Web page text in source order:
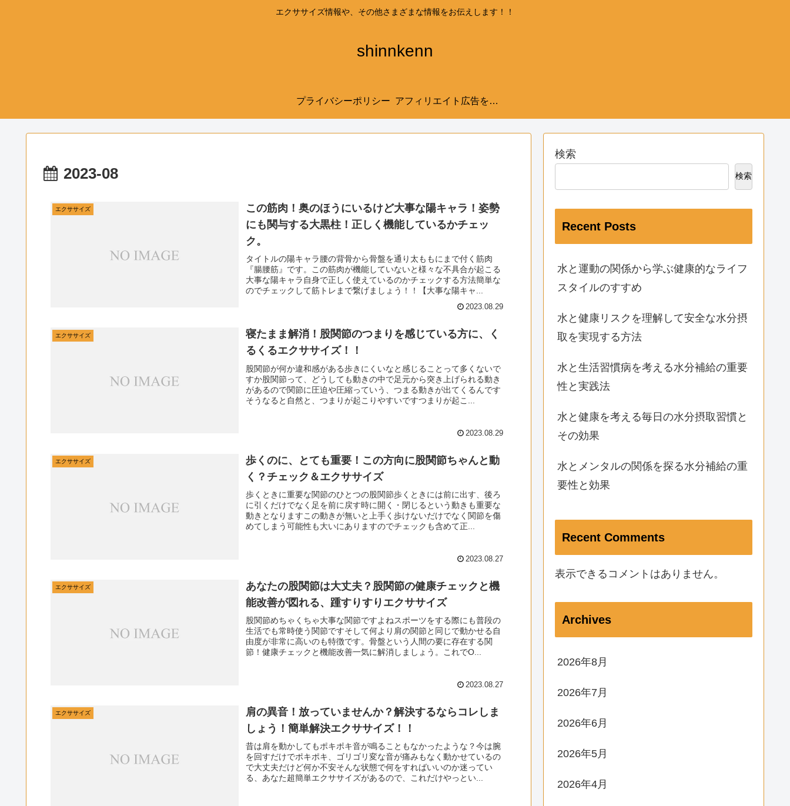
エクササイズ情報や、その他さまざまな情報をお伝えします！！
shinnkenn
プライバシーポリシー アフィリエイト広告を利用しています。
2023-08
エクササイズ
この筋肉！奥のほうにいるけど大事な陽キャラ！姿勢
にも関与する大黒柱！正しく機能しているかチェッ
ク。
タイトルの陽キャラ腰の背骨から骨盤を通り太ももにまで付く筋肉
『腸腰筋』です。この筋肉が機能していないと様々な不具合が起こる
大事な陽キャラ自身で正しく使えているのかチェックする方法簡単な
のでチェックして筋トレまで繋げましょう！！【大事な陽キャ...
2023.08.29
エクササイズ
寝たまま解消！股関節のつまりを感じている方に、く
るくるエクササイズ！！
股関節が何か違和感がある歩きにくいなと感じることって多くないで
すか股関節って、どうしても動きの中で足元から突き上げられる動き
があるので関節に圧迫や圧縮っていう、つまる動きが出てくるんです
そうなると自然と、つまりが起こりやすいですつまりが起こ...
2023.08.29
エクササイズ
歩くのに、とても重要！この方向に股関節ちゃんと動
く？チェック＆エクササイズ
歩くときに重要な関節のひとつの股関節歩くときには前に出す、後ろ
に引くだけでなく足を前に戻す時に開く・閉じるという動きも重要な
動きとなりますこの動きが無いと上手く歩けないだけでなく関節を傷
めてしまう可能性も大いにありますのでチェックも含めて正...
2023.08.27
エクササイズ
あなたの股関節は大丈夫？股関節の健康チェックと機
能改善が図れる、踵すりすりエクササイズ
股関節めちゃくちゃ大事な関節ですよねスポーツをする際にも普段の
生活でも常時使う関節ですそして何より肩の関節と同じで動かせる自
由度が非常に高いのも特徴です。骨盤という人間の要に存在する関
節！健康チェックと機能改善一気に解消しましょう。これでO...
2023.08.27
エクササイズ
肩の異音！放っていませんか？解決するならコレしま
しょう！簡単解決エクササイズ！！
昔は肩を動かしてもポキポキ音が鳴ることもなかったような？今は腕
を回すだけでポキポキ、ゴリゴリ変な音が痛みもなく動かせているの
で大丈夫だけど何か不安そんな状態で何をすればいいのか迷ってい
る、あなた超簡単エクササイズがあるので、これだけやっとい...
検索
検索
Recent Posts
水と運動の関係から学ぶ健康的なライフ
スタイルのすすめ
水と健康リスクを理解して安全な水分摂
取を実現する方法
水と生活習慣病を考える水分補給の重要
性と実践法
水と健康を考える毎日の水分摂取習慣と
その効果
水とメンタルの関係を探る水分補給の重
要性と効果
Recent Comments
表示できるコメントはありません。
Archives
2026年8月
2026年7月
2026年6月
2026年5月
2026年4月